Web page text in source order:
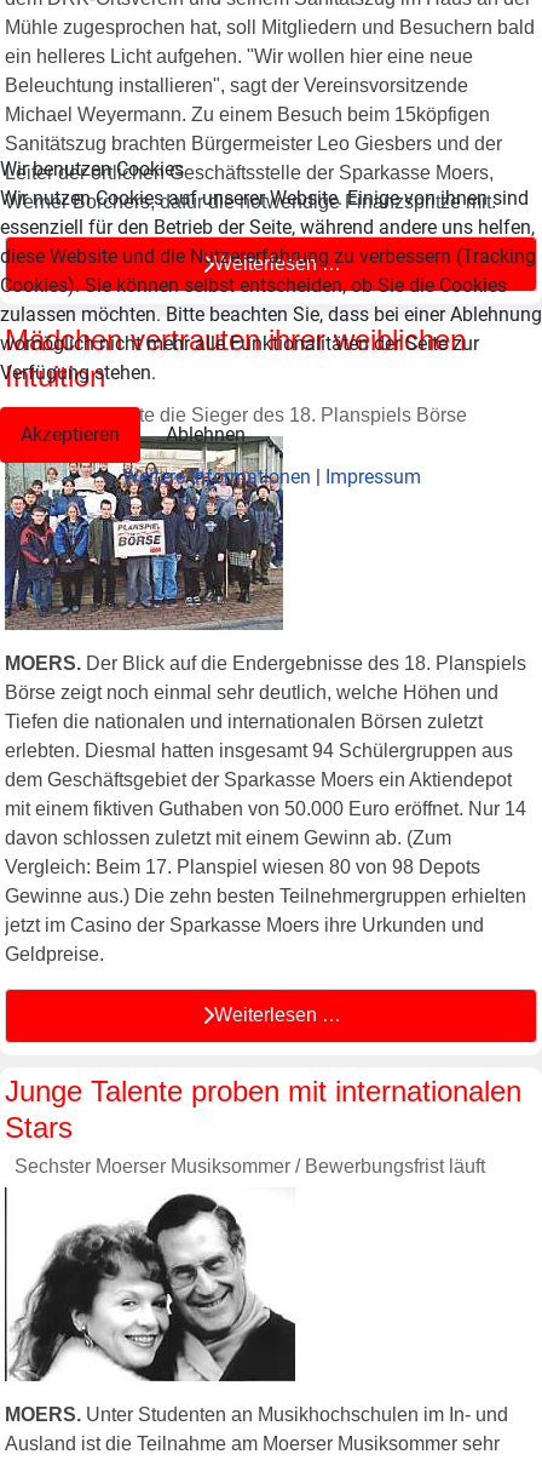
Mühle zugesprochen hat, soll Mitgliedern und Besuchern bald
ein helleres Licht aufgehen. "Wir wollen hier eine neue
Beleuchtung installieren", sagt der Vereinsvorsitzende
Michael Weyermann. Zu einem Besuch beim 15köpfigen
Sanitätszug brachten Bürgermeister Leo Giesbers und der
Leiter der örtlichen Geschäftsstelle der Sparkasse Moers,
Werner Borchers, dafür die notwendige Finanzspritze mit.
Weiterlesen …
Mädchen vertrauten ihrer weiblichen
Intuition
Sparkasse ehrte die Sieger des 18. Planspiels Börse
MOERS. Der Blick auf die Endergebnisse des 18. Planspiels
Börse zeigt noch einmal sehr deutlich, welche Höhen und
Tiefen die nationalen und internationalen Börsen zuletzt
erlebten. Diesmal hatten insgesamt 94 Schülergruppen aus
dem Geschäftsgebiet der Sparkasse Moers ein Aktiendepot
mit einem fiktiven Guthaben von 50.000 Euro eröffnet. Nur 14
davon schlossen zuletzt mit einem Gewinn ab. (Zum
Vergleich: Beim 17. Planspiel wiesen 80 von 98 Depots
Gewinne aus.) Die zehn besten Teilnehmergruppen erhielten
jetzt im Casino der Sparkasse Moers ihre Urkunden und
Geldpreise.
Weiterlesen …
Junge Talente proben mit internationalen
Stars
Sechster Moerser Musiksommer / Bewerbungsfrist läuft
MOERS. Unter Studenten an Musikhochschulen im In- und
Ausland ist die Teilnahme am Moerser Musiksommer sehr
Wir benutzen Cookies
Wir nutzen Cookies auf unserer Website. Einige von ihnen sind
essenziell für den Betrieb der Seite, während andere uns helfen,
diese Website und die Nutzererfahrung zu verbessern (Tracking
Cookies). Sie können selbst entscheiden, ob Sie die Cookies
zulassen möchten. Bitte beachten Sie, dass bei einer Ablehnung
womöglich nicht mehr alle Funktionalitäten der Seite zur
Verfügung stehen.
Akzeptieren
Ablehnen
Weitere Informationen | Impressum